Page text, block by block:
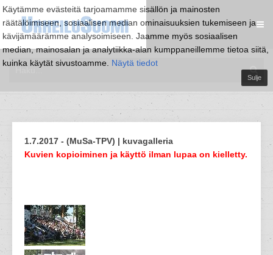
Käytämme evästeitä tarjoamamme sisällön ja mainosten
räätälöimiseen, sosiaalisen median ominaisuuksien tukemiseen ja
kävijämäärämme analysoimiseen. Jaamme myös sosiaalisen
median, mainosalan ja analytiikka-alan kumppaneillemme tietoa siitä,
kuinka käytät sivustoamme. Näytä tiedot
Sulje
1.7.2017 - (MuSa-TPV) | kuvagalleria
Kuvien kopioiminen ja käyttö ilman lupaa on kielletty.